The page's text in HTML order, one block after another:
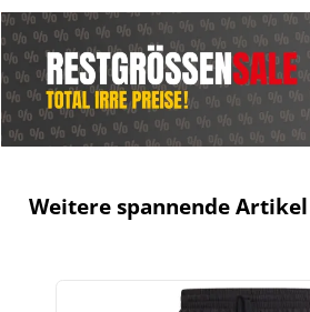
Weitere spannende
Produktgalerie überspringen